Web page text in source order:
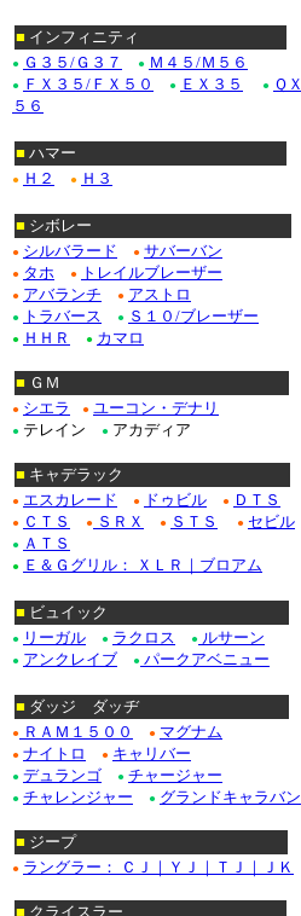
■ インフィニティ
● Ｇ３５/Ｇ３７ ● Ｍ４５/Ｍ５６
● ＦＸ３５/ＦＸ５０ ● ＥＸ３５ ● ＱＸ
５６
■ ハマー
● Ｈ２ ● Ｈ３
■ シボレー
● シルバラード ● サバーバン
● タホ ● トレイルブレーザー
● アバランチ ● アストロ
● トラバース ● Ｓ１０/ブレーザー
● ＨＨＲ ● カマロ
■ ＧＭ
● シエラ ● ユーコン・デナリ
● テレイン ● アカディア
■ キャデラック
● エスカレード ● ドゥビル ● ＤＴＳ
● ＣＴＳ ● ＳＲＸ ● ＳＴＳ ● セビル
● ＡＴＳ
● Ｅ＆Ｇグリル： ＸＬＲ｜ブロアム
■ ビュイック
● リーガル ● ラクロス ● ルサーン
● アンクレイブ ● パークアベニュー
■ ダッジ ダッヂ
● ＲＡＭ１５００ ● マグナム
● ナイトロ ● キャリバー
● デュランゴ ● チャージャー
● チャレンジャー ● グランドキャラバン
■ ジープ
● ラングラー： ＣＪ｜ＹＪ｜ＴＪ｜ＪＫ
■ クライスラー